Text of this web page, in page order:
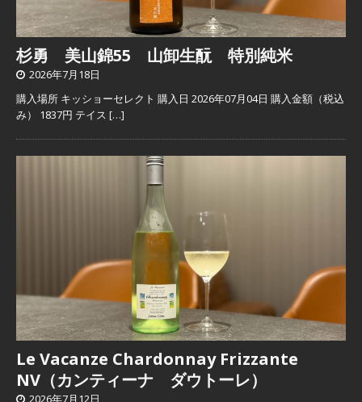
杉勇 美山錦55 山卸生酛 特別純米
2026年7月18日
購入場所 キッショーセレクト 購入日 2026年07月04日 購入金額（税込
み） 1837円 テイス […]
Le Vacanze Chardonnay Frizzante
NV（カンティーナ ダウトーレ）
2026年7月12日